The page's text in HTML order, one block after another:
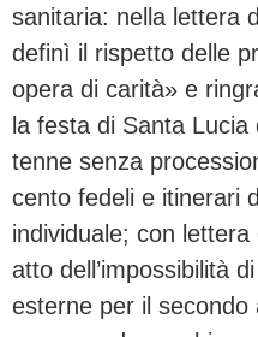
sanitaria: nella lettera
definì il rispetto delle
opera di carità» e
la festa di Santa
tenne senza
cento fedeli e itinerari
individuale; con
atto dell’impossibilità
esterne per il secondo